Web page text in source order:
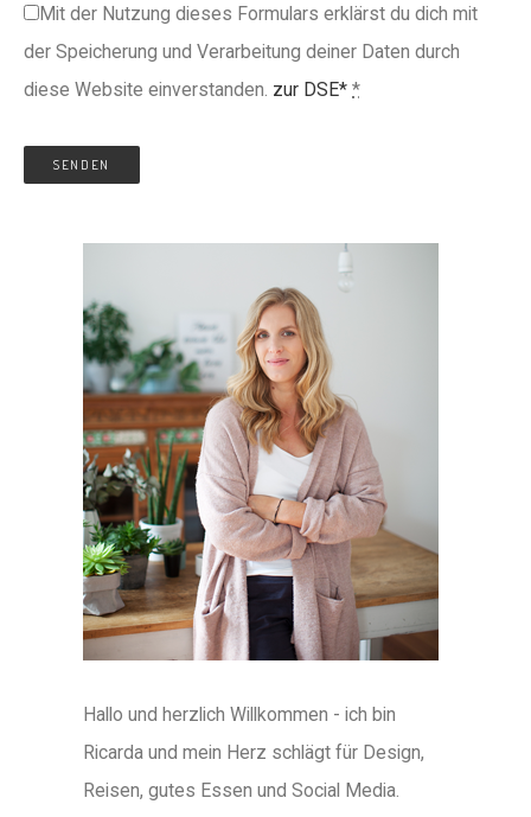
Mit der Nutzung dieses Formulars erklärst du dich mit
der Speicherung und Verarbeitung deiner Daten durch
diese Website einverstanden. zur DSE* *
Hallo und herzlich Willkommen - ich bin
Ricarda und mein Herz schlägt für Design,
Reisen, gutes Essen und Social Media.